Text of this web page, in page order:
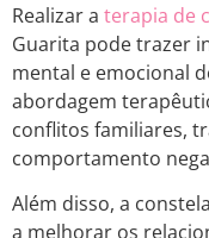
Realizar a terapia de
Guarita pode trazer
mental e emocional
abordagem
conflitos familiares,
comportamento
Além disso, a
a melhorar os